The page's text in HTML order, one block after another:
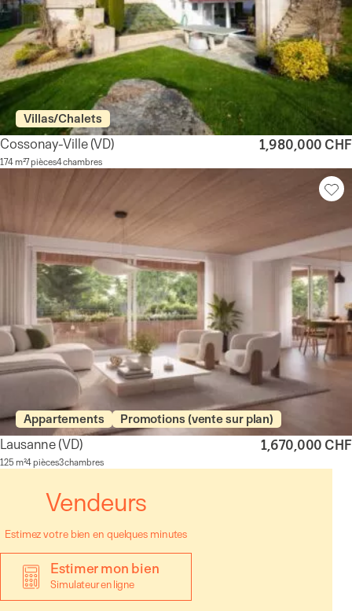
Villas/Chalets
Cossonay-Ville (VD)
174 m²7 pièces4 chambres
1,980,000 CHF
Appartements Promotions (vente sur plan)
Lausanne(VD)
125 m²4 pièces3 chambres
1,670,000 CHF
Vendeurs
Estimez votre bien en quelques minutes
Estimer mon bien
Simulateur en ligne